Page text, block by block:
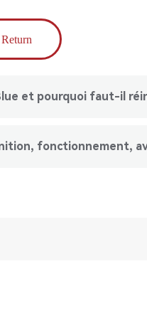
Return
et pourquoi faut-il
fonctionnement,